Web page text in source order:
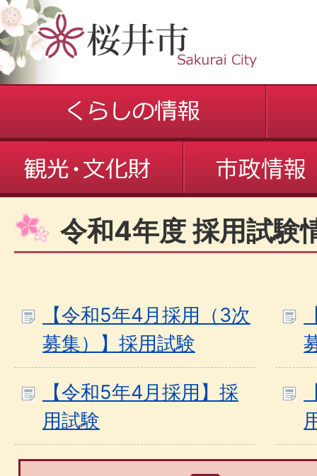
令和4年度 採用試験
【令和5年4月採用（3次
募集）】採用試験
【令和5年4月採用】採
用試験